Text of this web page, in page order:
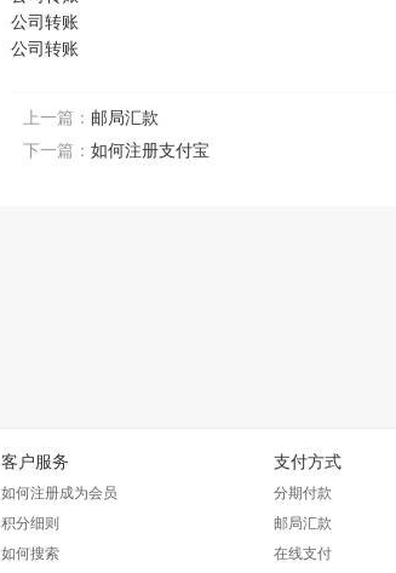
公司转账
公司转账
上一篇： 邮局汇款
下一篇： 如何注册支付宝
客户服务
如何注册成为会员
积分细则
如何搜索
支付方式
分期付款
邮局汇款
在线支付